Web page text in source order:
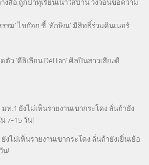
งสื่อ ถูกปาทุเรียนเน่าใส่บ้าน วิงวอนขอความ
รรม’ ไขก๊อก ชี้ ‘ทักษิณ’ มีสิทธิ์ร่วมดินเนอร์
ดตัว ‘ดีลิเลียน Delilian’ ศิลปินสาวเสียงดี
มท.1 ยังไม่เห็นรายงานเขากระโดง ลั่นถ้ายัง
7-15 วัน!
งไม่เห็นรายงานเขากระโดง ลั่นถ้ายังเยิ่นเย้อ
น!